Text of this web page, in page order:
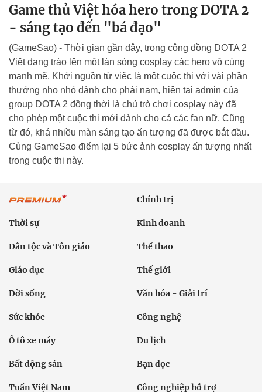
Game thủ Việt hóa hero trong DOTA 2
- sáng tạo đến "bá đạo"
(GameSao) - Thời gian gần đây, trong cộng đồng DOTA 2
Việt đang trào lên một làn sóng cosplay các hero vô cùng
mạnh mẽ. Khởi nguồn từ việc là một cuộc thi với vài phần
thưởng nho nhỏ dành cho phái nam, hiện tại admin của
group DOTA 2 đồng thời là chủ trò chơi cosplay này đã
cho phép một cuộc thi mới dành cho cả các fan nữ. Cũng
từ đó, khá nhiều màn sáng tạo ấn tượng đã được bắt đầu.
Cùng GameSao điểm lại 5 bức ảnh cosplay ấn tượng nhất
trong cuộc thi này.
Chính trị
Thời sự Kinh doanh
Dân tộc và Tôn giáo Thể thao
Giáo dục Thế giới
Đời sống Văn hóa - Giải trí
Sức khỏe Công nghệ
Ô tô xe máy Du lịch
Bất động sản Bạn đọc
Tuần Việt Nam Công nghiệp hỗ trợ